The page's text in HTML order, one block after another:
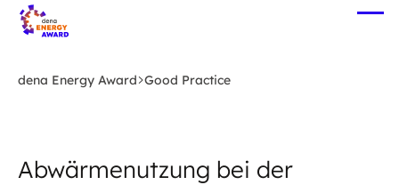
Zum
Hauptinhalt
dena Energy Award Good Practice
Abwärmenutzung bei der